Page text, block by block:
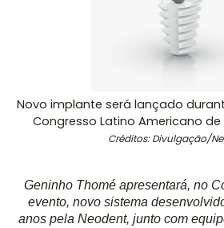
Novo implante será lançado
Congresso Latino Americano
Créditos: Divulgação/
Geninho Thomé apresentará, no
evento, novo sistema
anos pela Neodent, junto com